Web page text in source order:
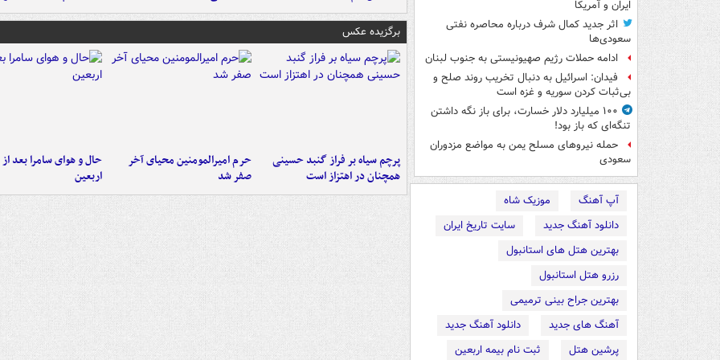
ایران و آمریکا
اثر جدید کمال شرف درباره محاصره نفتی
سعودی‌ها
ادامه حملات رژیم صهیونیستی به جنوب لبنان
فیدان: اسرائیل به دنبال تخریب روند صلح و
بی‌ثبات کردن سوریه و غزه است
۱۰۰ میلیارد دلار خسارت، برای باز نگه داشتن
تنگه‌ای که باز بود!
حمله نیروهای مسلح یمن به مواضع مزدوران
سعودی
آپ آهنگ
موزیک شاه
دانلود آهنگ جدید
سایت تاریخ ایران
بهترین هتل های استانبول
رزرو هتل استانبول
بهترین جراح بینی ترمیمی
آهنگ های جدید
دانلود آهنگ جدید
پرشین هتل
ثبت نام بیمه اربعین
برگزیده عکس
پرچم سیاه بر فراز گنبد حسینی
همچنان در اهتزاز است
حرم امیرالمومنین محیای آخر
صفر شد
حال و هوای سامرا بعد از
اربعین